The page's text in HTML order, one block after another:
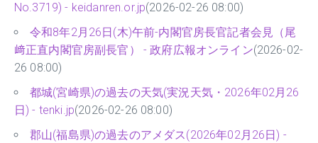
No.3719) - keidanren.or.jp(2026-02-26 08:00)
令和8年2月26日(木)午前-内閣官房長官記者会見（尾
﨑正直内閣官房副長官） - 政府広報オンライン(2026-02-
26 08:00)
都城(宮崎県)の過去の天気(実況天気・2026年02月26
日) - tenki.jp(2026-02-26 08:00)
郡山(福島県)の過去のアメダス(2026年02月26日) -